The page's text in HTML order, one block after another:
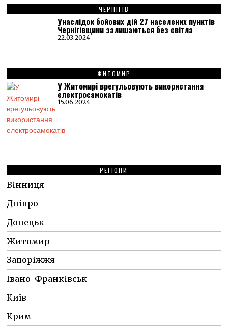
ЧЕРНІГІВ
Унаслідок бойових дій 27 населених пунктів
Чернігівщини залишаються без світла
22.03.2024
ЖИТОМИР
У Житомирі врегульовують використання
електросамокатів
15.06.2024
РЕГІОНИ
Вінниця
Дніпро
Донецьк
Житомир
Запоріжжя
Івано-Франківськ
Київ
Крим